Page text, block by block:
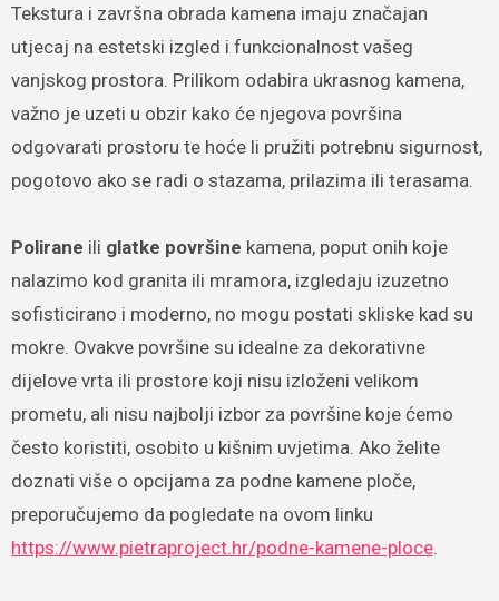
Tekstura i završna obrada kamena imaju značajan
utjecaj na estetski izgled i funkcionalnost vašeg
vanjskog prostora. Prilikom odabira ukrasnog kamena,
važno je uzeti u obzir kako će njegova površina
odgovarati prostoru te hoće li pružiti potrebnu sigurnost,
pogotovo ako se radi o stazama, prilazima ili terasama.
Polirane ili glatke površine kamena, poput onih koje
nalazimo kod granita ili mramora, izgledaju izuzetno
sofisticirano i moderno, no mogu postati skliske kad su
mokre. Ovakve površine su idealne za dekorativne
dijelove vrta ili prostore koji nisu izloženi velikom
prometu, ali nisu najbolji izbor za površine koje ćemo
često koristiti, osobito u kišnim uvjetima. Ako želite
doznati više o opcijama za podne kamene ploče,
preporučujemo da pogledate na ovom linku
https://www.pietraproject.hr/podne-kamene-ploce.